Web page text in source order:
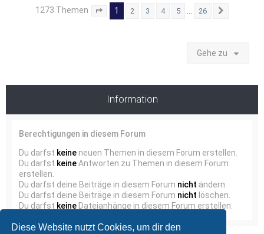
Diese Website nutzt Cookies, um dir den
1273 Themen Seite von 26
1 2 3 4 5 26
Gehe zu
Information
Berechtigungen in diesem Forum
Du darfst keine neuen Themen in diesem Forum erstellen.
Du darfst keineAntworten zu Themen in diesem Forum
erstellen.
Du darfst deine Beiträge in diesem Forum nicht ändern.
Du darfst deine Beiträge in diesem Forum nicht löschen.
Du darfst keine Dateianhänge in diesem Forum erstellen.